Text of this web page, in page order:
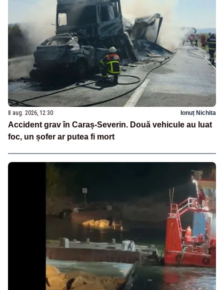
8 aug. 2026, 12:30 Ionuț Nichita
Accident grav în Caraș-Severin. Două vehicule au luat
foc, un șofer ar putea fi mort